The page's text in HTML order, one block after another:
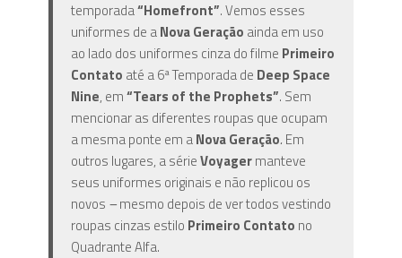
temporada“Homefront”. Vemos esses
uniformes de aNova Geração ainda em uso
ao lado dos uniformes cinza do filme Primeiro
Contato até a 6ª Temporada de Deep Space
Nine, em“Tears of the Prophets”. Sem
mencionar as diferentes roupas que ocupam
a mesma ponte em aNova Geração. Em
outros lugares, a sérieVoyagermanteve
seus uniformes originais e não replicou os
novos –mesmo depois de ver todos vestindo
roupas cinzas estilo Primeiro Contato no
Quadrante Alfa.